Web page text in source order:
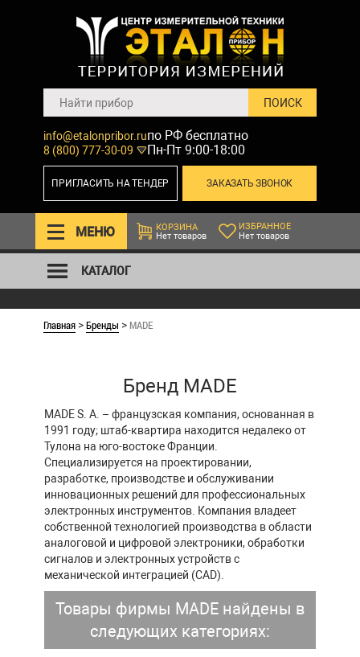
info@etalonpribor.ru
8 (800) 777-30-09
по РФ бесплатно
Пн-Пт 9:00-18:00
ЗАКАЗАТЬ ЗВОНОК
ПРИГЛАСИТЬ НА ТЕНДЕР
МЕНЮ
КОРЗИНА
Нет товаров
ИЗБРАННОЕ
Нет товаров
КАТАЛОГ
Главная >Бренды > MADE
Бренд MADE
MADE S. A. – французская компания, основанная в
1991 году; штаб-квартира находится недалеко от
Тулона на юго-востоке Франции.
Cпециализируется на проектировании,
разработке, производстве и обслуживании
инновационных решений для профессиональных
электронных инструментов. Компания владеет
собственной технологией производства в области
аналоговой и цифровой электроники, обработки
сигналов и электронных устройств с
механической интеграцией (CAD).
Товары фирмы MADE найдены в
следующих категориях: